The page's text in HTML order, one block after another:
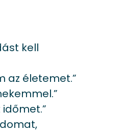
kell
az életemet.”